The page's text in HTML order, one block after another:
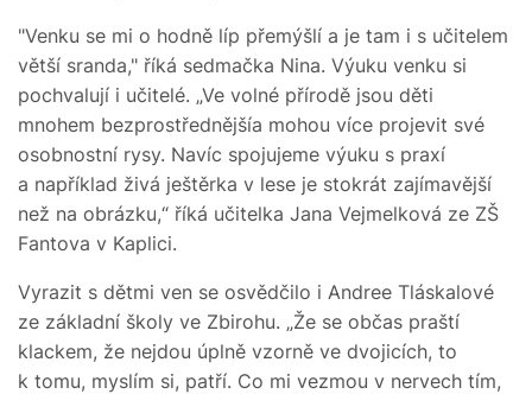
"Venku se mi o hodně líp přemýšlí a je tam i s učitelem
větší sranda," říká sedmačka Nina. Výuku venku si
pochvalují i učitelé. „Ve volné přírodě jsou děti
mnohem bezprostřednějšía mohou více projevit své
osobnostní rysy. Navíc spojujeme výuku s praxí
a například živá ještěrka v lese je stokrát zajímavější
než na obrázku,“ říká učitelka Jana Vejmelková ze ZŠ
Fantova v Kaplici.
Vyrazit s dětmi ven se osvědčilo i Andree Tláskalové
ze základní školy ve Zbirohu. „Že se občas praští
klackem, že nejdou úplně vzorně ve dvojicích, to
k tomu, myslím si, patří. Co mi vezmou v nervech tím,